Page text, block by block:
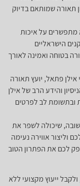
תאורה שמותאם בדיוק
מתפשרים על איכות
הישראליים
בטוחה ואמינה לאורך
אילן פתאל, יועץ תאורה
והידע הרב של אילן
ובתשומת לב לפרטים
שיכולה לשפר את
וליצור אווירה נעימה
לכם את הפתרון הטוב
ייעוץ מקצועי ללא